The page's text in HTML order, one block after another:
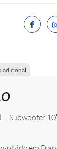
adicional
– Subwoofer